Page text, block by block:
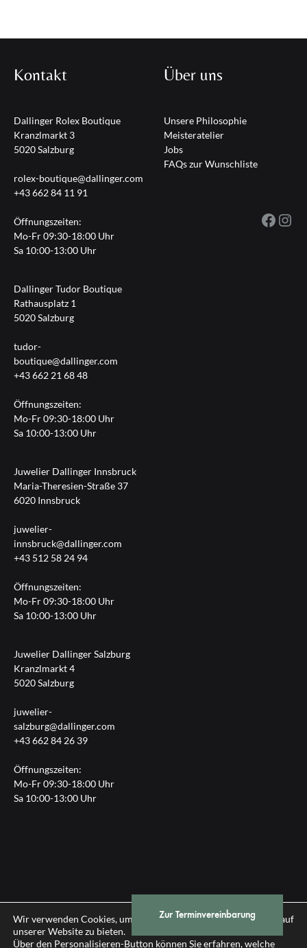
Zur Terminvereinbarung
Kontakt
Dallinger Rolex Boutique
Kranzlmarkt 3
5020 Salzburg
rolex-boutique@dallinger.com
+43 662 84 11 91
Öffnungszeiten:
Mo-Fr 09:30-18:00 Uhr
Sa 10:00-13:00 Uhr
Dallinger Tudor Boutique
Rathausplatz 1
5020 Salzburg
tudor-
boutique@dallinger.com
+43 662 21 68 48
Öffnungszeiten:
Mo-Fr 09:30-18:00 Uhr
Sa 10:00-13:00 Uhr
Juwelier Dallinger Innsbruck
Maria-Theresien-Straße 37
6020 Innsbruck
juwelier-
innsbruck@dallinger.com
+43 512 58 24 94
Öffnungszeiten:
Mo-Fr 09:30-18:00 Uhr
Sa 10:00-13:00 Uhr
Juwelier Dallinger Salzburg
Kranzlmarkt 4
5020 Salzburg
juwelier-
salzburg@dallinger.com
+43 662 84 26 39
Öffnungszeiten:
Mo-Fr 09:30-18:00 Uhr
Sa 10:00-13:00 Uhr
Über uns
Unsere Philosophie
Meisteratelier
Jobs
FAQs zur Wunschliste
© 2026 Gebrüder Dallinger GmbH, Salzburg
Impressum Datenschutz
Wir verwenden Cookies, um Ihnen die bestmögliche Erfahrung auf
unserer Website zu bieten.
Über den Personalisieren-Button können Sie erfahren, welche